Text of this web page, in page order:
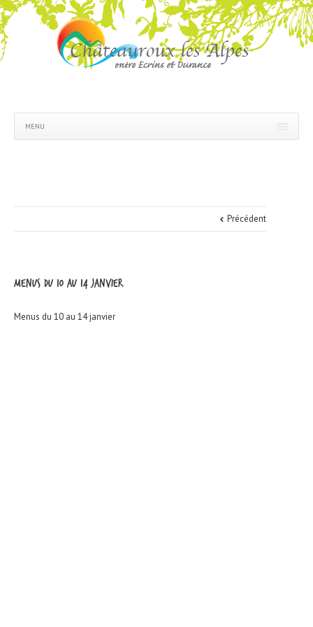
MENU
Précédent
Menus du 10 au 14 janvier
Menus du 10 au 14 janvier